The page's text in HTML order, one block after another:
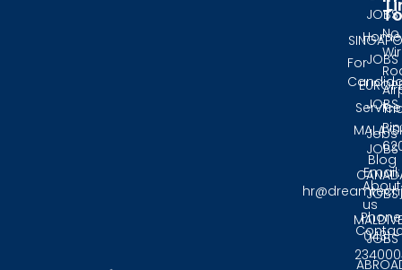
JOBS
JOBS
JOBS
JOBS
JOBS
JOBS
Home
For
Jobs
Blog
About
us
Pin:
Email:
0431 -